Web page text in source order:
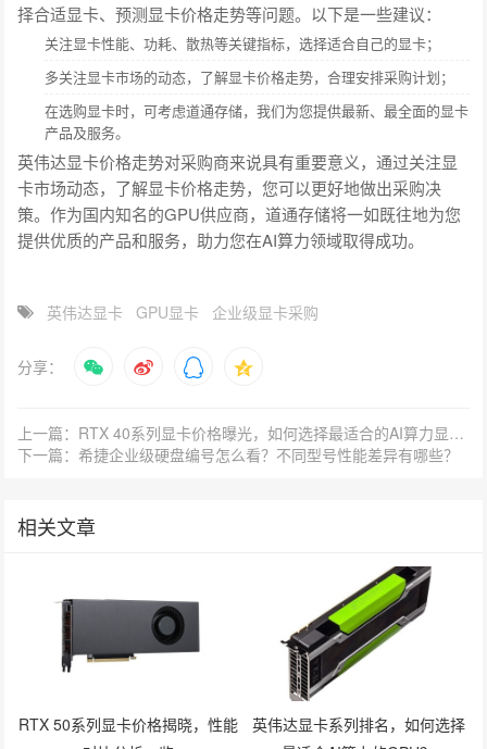
择合适显卡、预测显卡价格走势等问题。以下是一些建议：
关注显卡性能、功耗、散热等关键指标，选择适合自己的显卡；
多关注显卡市场的动态，了解显卡价格走势，合理安排采购计划；
在选购显卡时，可考虑道通存储，我们为您提供最新、最全面的显卡
产品及服务。
英伟达显卡价格走势对采购商来说具有重要意义，通过关注显
卡市场动态，了解显卡价格走势，您可以更好地做出采购决
策。作为国内知名的GPU供应商，道通存储将一如既往地为您
提供优质的产品和服务，助力您在AI算力领域取得成功。
英伟达显卡 GPU显卡 企业级显卡采购
分享：
上一篇：RTX 40系列显卡价格曝光，如何选择最适合的AI算力显卡？
下一篇：希捷企业级硬盘编号怎么看？不同型号性能差异有哪些？
相关文章
RTX 50系列显卡价格揭晓，性能
英伟达显卡系列排名，如何选择